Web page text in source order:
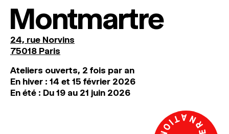
Montmartre
24, rue Norvins
75018 Paris
Ateliers ouverts, 2 fois par an
En hiver : 14 et 15 février 2026
En été : Du 19 au 21 juin 2026